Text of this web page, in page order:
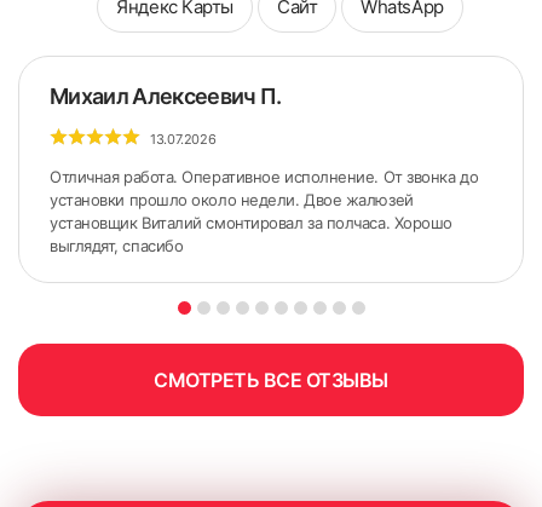
5. По сделанным ранее меткам приложить карниз.
точного горизонтального расположения карниза.
Яндекс Карты Сайт WhatsApp
Михаил Алексеевич П.
13.07.2026
Отличная работа. Оперативное исполнение. От звонка до
установки прошло около недели. Двое жалюзей
установщик Виталий смонтировал за полчаса. Хорошо
выглядят, спасибо
СМОТРЕТЬ ВСЕ ОТЗЫВЫ